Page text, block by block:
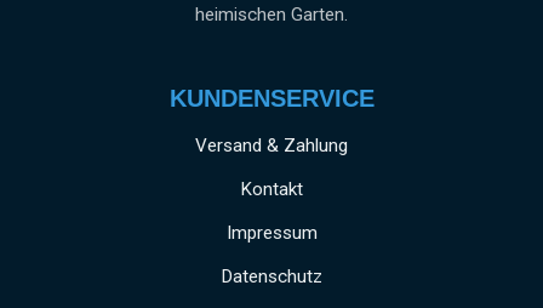
heimischen Garten.
KUNDENSERVICE
Versand & Zahlung
Kontakt
Impressum
Datenschutz